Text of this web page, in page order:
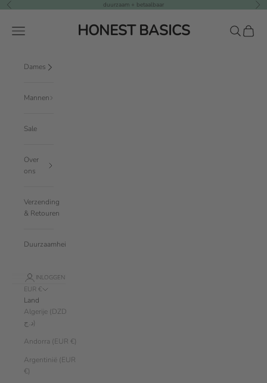
Naar inhoud
Vorige duurzaam + betaalbaar
HONEST BASICS
Menu Zoeken
Dames
Mannen
Sale
Over
ons
Verzending
& Retouren
Duurzaamheid
INLOGGEN
EUR €
Land
Algerije (DZD
د.ج)
Andorra (EUR €)
Argentinië (EUR
€)